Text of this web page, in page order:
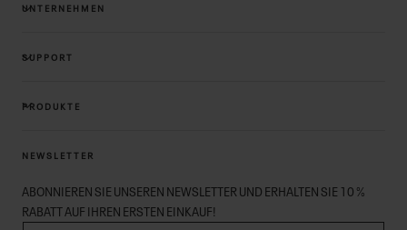
UNTERNEHMEN
SUPPORT
PRODUKTE
NEWSLETTER
ABONNIEREN SIE UNSEREN NEWSLETTER UND ERHALTEN SIE 10 %
RABATT AUF IHREN ERSTEN EINKAUF!